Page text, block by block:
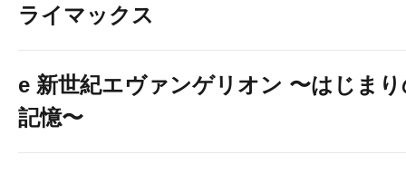
ライマックス
e 新世紀エヴァンゲリオン 〜はじま
記憶〜